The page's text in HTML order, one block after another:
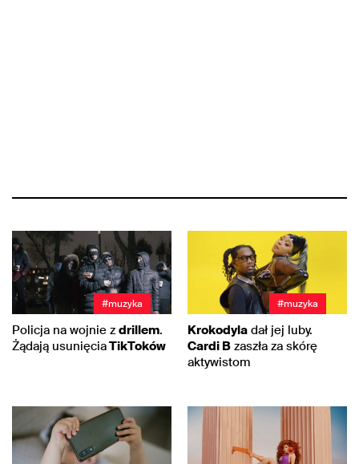
#muzyka
Policja na wojnie z drillem.
Żądają usunięciaTikToków
#muzyka
Krokodyla dał jej luby.
Cardi B zaszła za skórę
aktywistom